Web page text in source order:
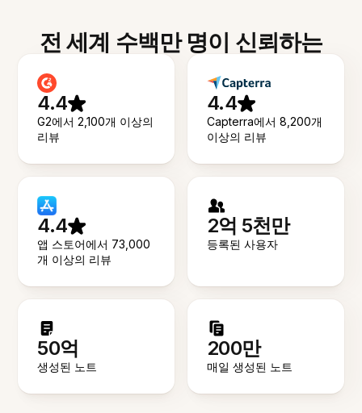
전 세계 수백만 명이 신뢰하는
4.4
G2에서 2,100개 이상의
리뷰
4.4
Capterra에서 8,200개
이상의 리뷰
4.4
앱 스토어에서 73,000
개 이상의 리뷰
2억 5천만
등록된 사용자
50억
생성된 노트
200만
매일 생성된 노트